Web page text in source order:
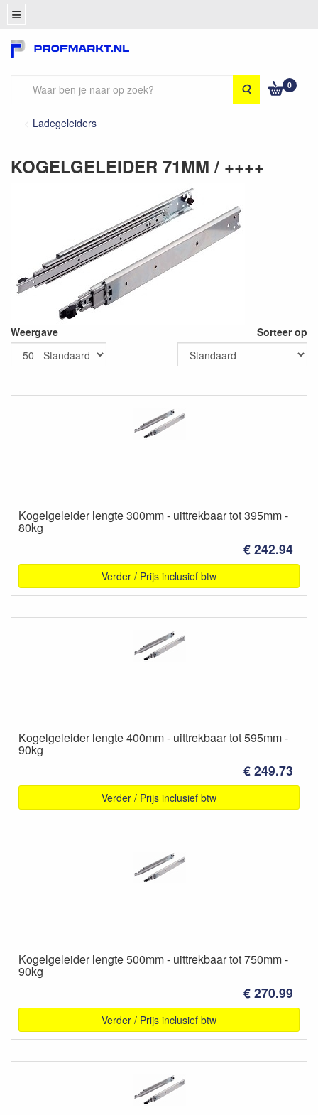
Zoeken 0
Ladegeleiders
KOGELGELEIDER 71MM / ++++
Weergave Sorteer op
Kogelgeleider lengte 300mm - uittrekbaar tot 395mm -
80kg
€ 242.94
Verder / Prijs inclusief btw
Kogelgeleider lengte 400mm - uittrekbaar tot 595mm -
90kg
€ 249.73
Verder / Prijs inclusief btw
Kogelgeleider lengte 500mm - uittrekbaar tot 750mm -
90kg
€ 270.99
Verder / Prijs inclusief btw